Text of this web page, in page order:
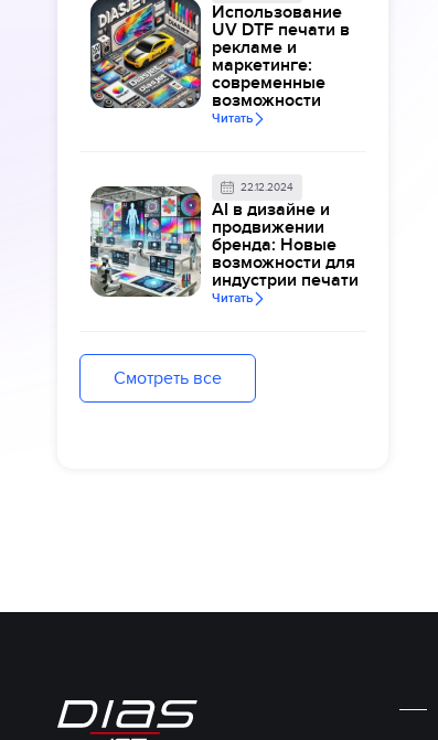
Использование
UV DTF печати в
рекламе и
маркетинге:
современные
возможности
Читать
22.12.2024
AI в дизайне и
продвижении
бренда: Новые
возможности для
индустрии печати
Читать
Смотреть все